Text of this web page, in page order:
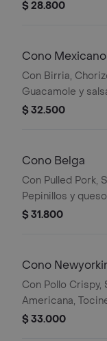
$ 28.800
Cono Mexicano
Con Birria,
Guacamole y
$ 32.500
Cono Belga
Con Pulled Pork,
Pepinillos y
$ 31.800
Cono
Con Pollo Crispy,
Americana,
Cheddar.
$ 33.000